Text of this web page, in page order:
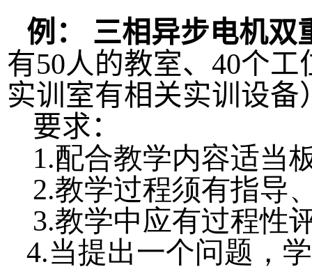
例： 三相异步电机双
有50人的教室、 40个工
实训室有相关实训设备
要求：
1.配合教学内容适当
2.教学过程须有指导
3.教学中应有过程性
4.当提出一个问题，